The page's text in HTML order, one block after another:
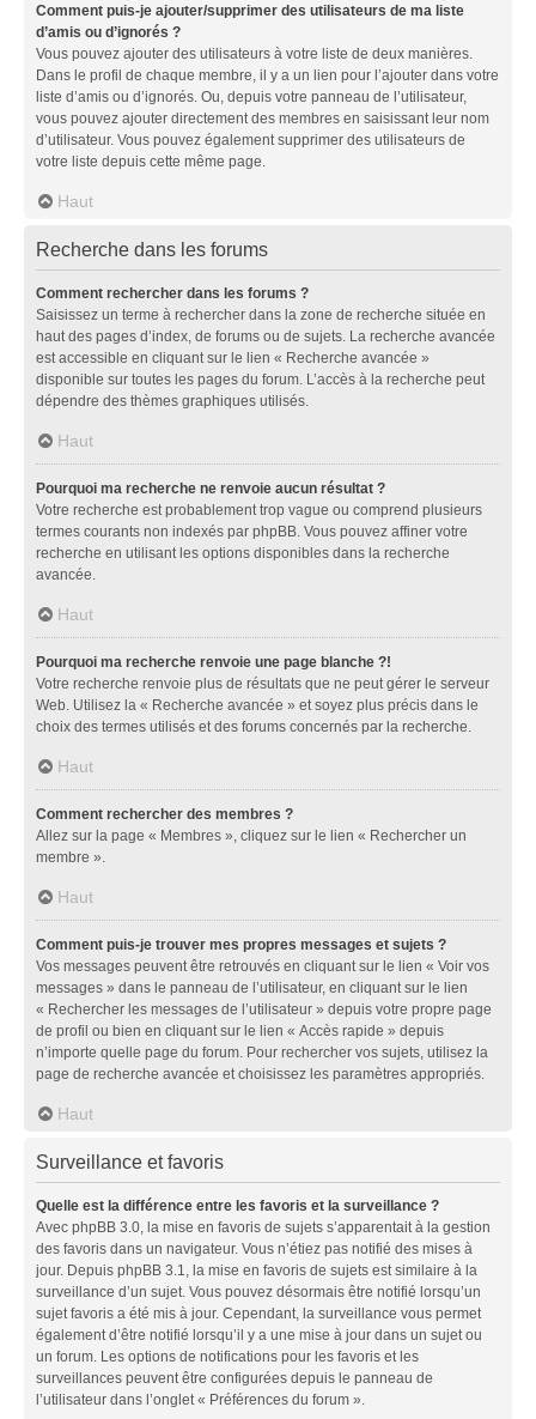
Comment puis-je ajouter/supprimer des utilisateurs de ma liste
d’amis ou d’ignorés ?
Vous pouvez ajouter des utilisateurs à votre liste de deux manières.
Dans le profil de chaque membre, il y a un lien pour l’ajouter dans votre
liste d’amis ou d’ignorés. Ou, depuis votre panneau de l’utilisateur,
vous pouvez ajouter directement des membres en saisissant leur nom
d’utilisateur. Vous pouvez également supprimer des utilisateurs de
votre liste depuis cette même page.
Haut
Recherche dans les forums
Comment rechercher dans les forums ?
Saisissez un terme à rechercher dans la zone de recherche située en
haut des pages d’index, de forums ou de sujets. La recherche avancée
est accessible en cliquant sur le lien « Recherche avancée »
disponible sur toutes les pages du forum. L’accès à la recherche peut
dépendre des thèmes graphiques utilisés.
Haut
Pourquoi ma recherche ne renvoie aucun résultat ?
Votre recherche est probablement trop vague ou comprend plusieurs
termes courants non indexés par phpBB. Vous pouvez affiner votre
recherche en utilisant les options disponibles dans la recherche
avancée.
Haut
Pourquoi ma recherche renvoie une page blanche ?!
Votre recherche renvoie plus de résultats que ne peut gérer le serveur
Web. Utilisez la « Recherche avancée » et soyez plus précis dans le
choix des termes utilisés et des forums concernés par la recherche.
Haut
Comment rechercher des membres ?
Allez sur la page « Membres », cliquez sur le lien « Rechercher un
membre ».
Haut
Comment puis-je trouver mes propres messages et sujets ?
Vos messages peuvent être retrouvés en cliquant sur le lien « Voir vos
messages » dans le panneau de l’utilisateur, en cliquant sur le lien
« Rechercher les messages de l’utilisateur » depuis votre propre page
de profil ou bien en cliquant sur le lien « Accès rapide » depuis
n’importe quelle page du forum. Pour rechercher vos sujets, utilisez la
page de recherche avancée et choisissez les paramètres appropriés.
Haut
Surveillance et favoris
Quelle est la différence entre les favoris et la surveillance ?
Avec phpBB 3.0, la mise en favoris de sujets s’apparentait à la gestion
des favoris dans un navigateur. Vous n’étiez pas notifié des mises à
jour. Depuis phpBB 3.1, la mise en favoris de sujets est similaire à la
surveillance d’un sujet. Vous pouvez désormais être notifié lorsqu’un
sujet favoris a été mis à jour. Cependant, la surveillance vous permet
également d’être notifié lorsqu’il y a une mise à jour dans un sujet ou
un forum. Les options de notifications pour les favoris et les
surveillances peuvent être configurées depuis le panneau de
l’utilisateur dans l’onglet « Préférences du forum ».